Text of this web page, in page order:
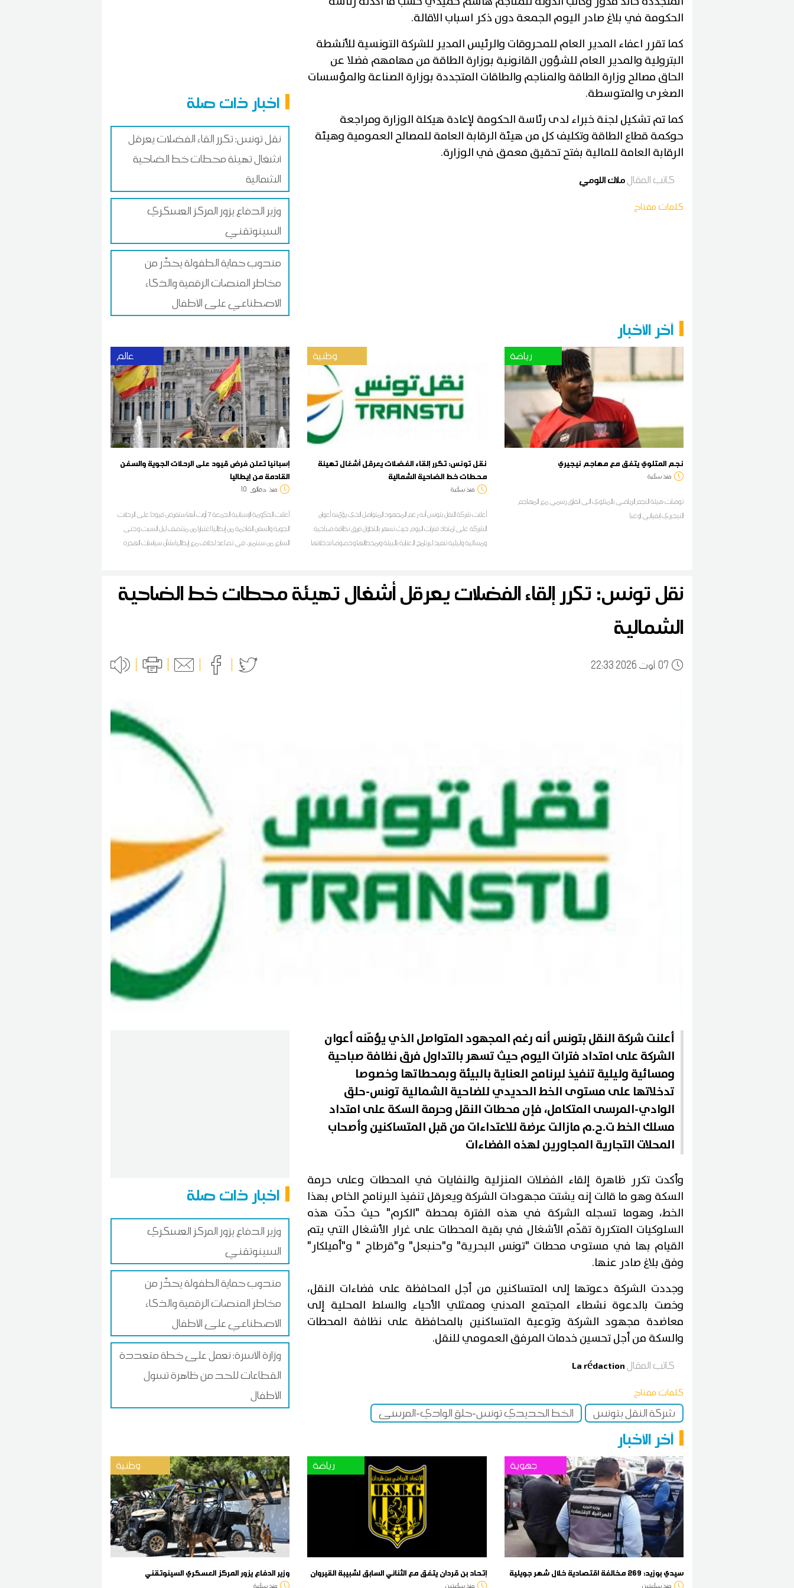
اخبار ذات صلة
نقل تونس: تكرر إلقاء الفضلات يعرقل
أشغال تهيئة محطات خط الضاحية
الشمالية
وزير الدفاع يزور المركز العسكري
السينوتقني
مندوب حماية الطفولة يحذّر من
مخاطر المنصات الرقمية والذكاء
الاصطناعي على الأطفال
الحكومة في بلاغ صادر اليوم الجمعة دون ذكر اسباب الاقالة.
كما تقرر اعفاء المدير العام للمحروقات والرئيس المدير للشركة التونسية للأنشطة
البترولية والمدير العام للشؤون القانونية بوزارة الطاقة من مهامهم فضلا عن
الحاق مصالح وزارة الطاقة والمناجم والطاقات المتجددة بوزارة الصناعة والمؤسسات
الصغرى والمتوسطة.
كما تم تشكيل لجنة خبراء لدى رئاسة الحكومة لإعادة هيكلة الوزارة ومراجعة
حوكمة قطاع الطاقة وتكليف كل من هيئة الرقابة العامة للمصالح العمومية وهيئة
الرقابة العامة للمالية بفتح تحقيق معمق في الوزارة.
كاتب المقالملاك اللومي
كلمات مفتاح
آخر الأخبار
عالم
إسبانيا تعلن فرض قيود على الرحلات الجوية والسفن
القادمة من إيطاليا
منذ دقائق 10
أعلنت الحكومة الإسبانية الجمعة 7 أوت أنها ستفرض قيودا على الرحلات
الجوية والسفن القادمة من إيطاليا اعتبارا من منتصف ليل السبت وحتى
السابع من سبتمبر، في تصاعد لخلاف مع إيطاليا بشأن سياسات الهجرة
وطنية
نقل تونس: تكرر إلقاء الفضلات يعرقل أشغال تهيئة
محطات خط الضاحية الشمالية
منذ ساعة
أعلنت شركة النقل بتونس أنه رغم المجهود المتواصل الذي يؤمّنه أعوان
الشركة على امتداد فترات اليوم حيث تسهر بالتداول فرق نظافة صباحية
ومسائية وليلية تنفيذ لبرنامج العناية بالبيئة وبمحطاتها وخصوصا تدخلاتها
الخط ت.ح.م مازالت عرضة للاعتداءات من قبل المتساكنين وأصحاب
المحلات التجارية المجاورين لهذه الفضاءات
رياضة
نجم المتلوي يتفق مع مهاجم نيجيري
منذ ساعة
توصلت هيئة النجم الرياضي بالمتلوي الى اتفاق رسمي مع المهاجم
النيجيري ايفياني اوغبا
نقل تونس: تكرر إلقاء الفضلات يعرقل أشغال تهيئة محطات خط الضاحية
الشمالية
0722:33 2026 أوت
اخبار ذات صلة
وزير الدفاع يزور المركز العسكري
السينوتقني
مندوب حماية الطفولة يحذّر من
مخاطر المنصات الرقمية والذكاء
الاصطناعي على الأطفال
وزارة الأسرة: نعمل على خطة متعددة
القطاعات للحد من ظاهرة تسول
الأطفال
أعلنت شركة النقل بتونس أنه رغم المجهود المتواصل الذي يؤمّنه أعوان
الشركة على امتداد فترات اليوم حيث تسهر بالتداول فرق نظافة صباحية
ومسائية وليلية تنفيذ لبرنامج العناية بالبيئة وبمحطاتها وخصوصا
تدخلاتها على مستوى الخط الحديدي للضاحية الشمالية تونس-حلق
الوادي-المرسى المتكامل، فإن محطات النقل وحرمة السكة على امتداد
مسلك الخط ت.ح.م مازالت عرضة للاعتداءات من قبل المتساكنين وأصحاب
المحلات التجارية المجاورين لهذه الفضاءات
وأكدت تكرر ظاهرة إلقاء الفضلات المنزلية والنفايات في المحطات وعلى حرمة
السكة وهو ما قالت إنه يشتت مجهودات الشركة ويعرقل تنفيذ البرنامج الخاص بهذا
الخط، وهوما تسجله الشركة في هذه الفترة بمحطة "الكرم" حيث حدّت هذه
السلوكيات المتكررة تقدّم الأشغال في بقية المحطات على غرار الأشغال التي يتم
القيام بها في مستوى محطات "تونس البحرية" و"حنبعل" و"قرطاج " و"أميلكار"
وفق بلاغ صادر عنها.
وجددت الشركة دعوتها إلى المتساكنين من أجل المحافظة على فضاءات النقل،
وخصت بالدعوة نشطاء المجتمع المدني وممثلي الأحياء والسلط المحلية إلى
معاضدة مجهود الشركة وتوعية المتساكنين بالمحافظة على نظافة المحطات
والسكة من أجل تحسين خدمات المرفق العمومي للنقل.
كاتب المقال La rédaction
كلمات مفتاح
شركة النقل بتونس الخط الحديدي تونس-حلق الوادي-المرسى
آخر الأخبار
وطنية
وزير الدفاع يزور المركز العسكري السينوتقني
منذ ساعة
رياضة
إتحاد بن قردان يتفق مع الثنائي السابق لشبيبة القيروان
منذ ساعتين
جهوية
سيدي بوزيد: 269 مخالفة اقتصادية خلال شهر جويلية
منذ ساعتين